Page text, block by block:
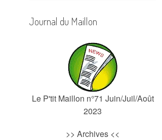
Journal du Maillon
Le P'tit Maillon n°71 Juin/Juil/Août
2023
>> Archives <<